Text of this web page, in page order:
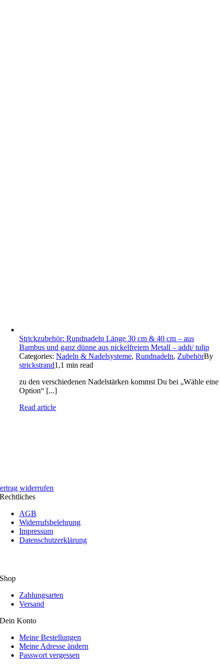
Strickzubehör: Rundnadeln Länge 30 cm & 40 cm – aus
Bambus und ganz dünne aus nickelfreiem Metall – addi/ tulip
Categories:Nadeln & Nadelsysteme,Rundnadeln, ZubehörBy
strickstrand1,1 min read
zu den verschiedenen Nadelstärken kommst Du bei „Wähle eine
Option“ [...]
Read article
widerrufen
Rechtliches
AGB
Widerrufsbelehrung
Impressum
Datenschutzerklärung
Shop
Zahlungsarten
Versand
Dein Konto
Meine Bestellungen
Meine Adresse ändern
Passwort vergessen